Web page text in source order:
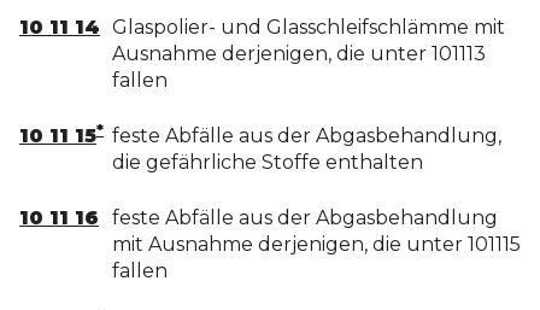
10 11 14 Glaspolier- und Glasschleifschlämme mit
Ausnahme derjenigen, die unter 101113
fallen
10 11 15* feste Abfälle aus der Abgasbehandlung,
die gefährliche Stoffe enthalten
10 11 16
feste Abfälle aus der Abgasbehandlung
mit Ausnahme derjenigen, die unter 101115
fallen